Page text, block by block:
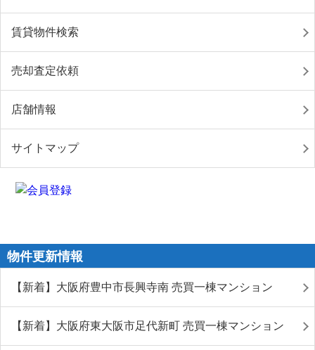
賃貸物件検索
売却査定依頼
店舗情報
サイトマップ
物件更新情報
【新着】大阪府豊中市長興寺南 売買一棟マンション
【新着】大阪府東大阪市足代新町 売買一棟マンション